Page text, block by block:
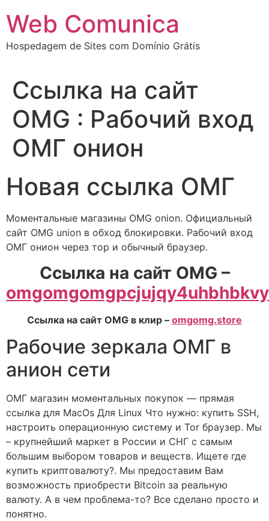
para
conteúdo
Web Comunica
Hospedagem de Sites com Domínio Grátis
Ссылка на сайт
OMG : Рабочий вход
ОМГ онион
Новая ссылка ОМГ
Моментальные магазины OMG onion. Официальный
сайт OMG union в обход блокировки. Рабочий вход
ОМГ онион через тор и обычный браузер.
Ссылка на сайт OMG –
Ссылка на сайт OMG в клир – omgomg.store
Рабочие зеркала ОМГ в
анион сети
ОМГ магазин моментальных покупок — прямая
ссылка для MacOs Для Linux Что нужно: купить SSH,
настроить операционную систему и Tor браузер. Мы
– крупнейший маркет в России и СНГ с самым
большим выбором товаров и веществ. Ищете где
купить криптовалюту?. Мы предоставим Вам
возможность приобрести Bitcoin за реальную
валюту. А в чем проблема-то? Все сделано просто и
понятно.